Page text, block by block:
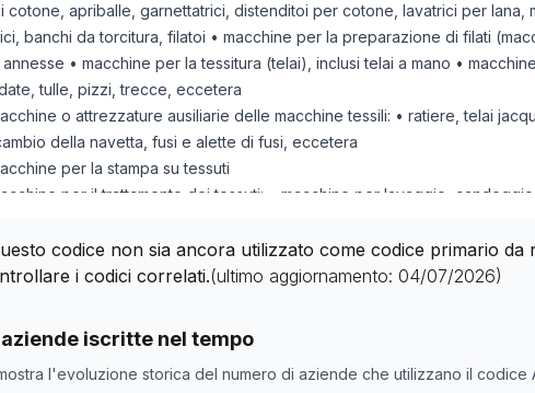
cotone, apriballe, garnettatrici, distenditoi per cotone, lavatrici per lana,
banchi da torcitura, filatoi • macchine per la preparazione di filati
• macchine per la tessitura (telai), inclusi telai a mano •
tulle, pizzi, trecce, eccetera
o attrezzature ausiliarie delle macchine tessili: • ratiere, telai
della navetta, fusi e alette di fusi, eccetera
per la stampa su tessuti
per il trattamento dei tessuti: • macchine per lavaggio,
per cucire, fabbricazione di testine e aghi (per uso domestico o
per la produzione o la finitura di feltri o di tessuti non-tessuti
codice non sia ancora utilizzato come codice primario da
i codici correlati.(ultimo aggiornamento: 04/07/2026)
iscritte nel tempo
l'evoluzione storica del numero di aziende che utilizzano il codice
di aziende con codice ATECO
rilevazione
Numero aziende